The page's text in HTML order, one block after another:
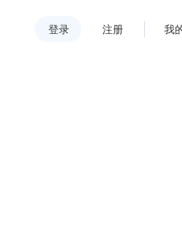
登录 注册 我